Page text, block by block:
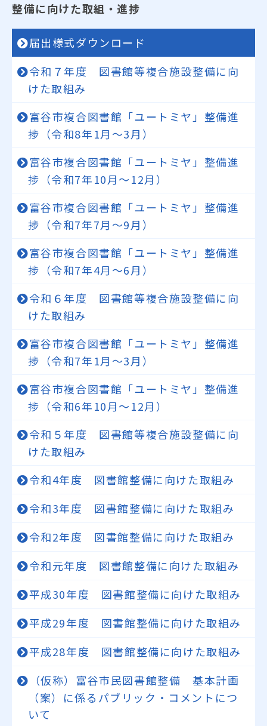
整備に向けた取組・進捗
届出様式ダウンロード
令和７年度 図書館等複合施設整備に向
けた取組み
富谷市複合図書館「ユートミヤ」整備進
捗（令和8年1月～3月）
富谷市複合図書館「ユートミヤ」整備進
捗（令和7年10月～12月）
富谷市複合図書館「ユートミヤ」整備進
捗（令和7年7月～9月）
富谷市複合図書館「ユートミヤ」整備進
捗（令和7年4月～6月）
令和６年度 図書館等複合施設整備に向
けた取組み
富谷市複合図書館「ユートミヤ」整備進
捗（令和7年1月～3月）
富谷市複合図書館「ユートミヤ」整備進
捗（令和6年10月～12月）
令和５年度 図書館等複合施設整備に向
けた取組み
令和4年度 図書館整備に向けた取組み
令和3年度 図書館整備に向けた取組み
令和2年度 図書館整備に向けた取組み
令和元年度 図書館整備に向けた取組み
平成30年度 図書館整備に向けた取組み
平成29年度 図書館整備に向けた取組み
平成28年度 図書館整備に向けた取組み
（仮称）富谷市民図書館整備 基本計画
（案）に係るパブリック・コメントにつ
いて